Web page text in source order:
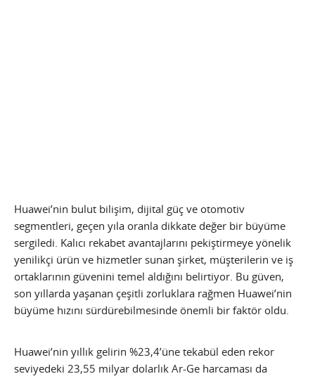
Huawei’nin bulut bilişim, dijital güç ve otomotiv
segmentleri, geçen yıla oranla dikkate değer bir büyüme
sergiledi. Kalıcı rekabet avantajlarını pekiştirmeye yönelik
yenilikçi ürün ve hizmetler sunan şirket, müşterilerin ve iş
ortaklarının güvenini temel aldığını belirtiyor. Bu güven,
son yıllarda yaşanan çeşitli zorluklara rağmen Huawei’nin
büyüme hızını sürdürebilmesinde önemli bir faktör oldu.
Huawei’nin yıllık gelirin %23,4’üne tekabül eden rekor
seviyedeki 23,55 milyar dolarlık Ar-Ge harcaması da